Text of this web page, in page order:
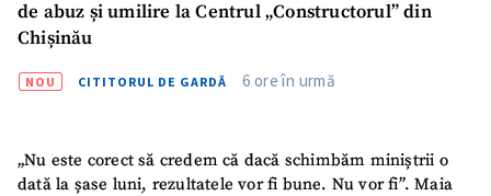
de abuz și umilire la Centrul „Constructorul” din
Chișinău
NOU CITITORUL DE GARDĂ 6 ore în urmă
„Nu este corect să credem că dacă schimbăm miniștrii o
dată la șase luni, rezultatele vor fi bune. Nu vor fi”. Maia